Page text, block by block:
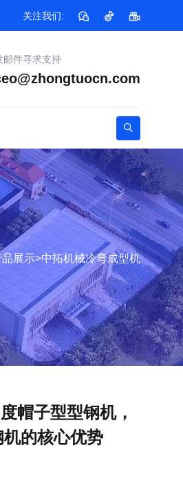
关注我们:
邮件寻求支持
品展示>中拓机械冷弯成型机
帽子型型钢机，
的核心优势